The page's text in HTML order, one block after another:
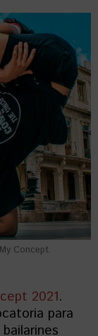
Concept.
2021.
para